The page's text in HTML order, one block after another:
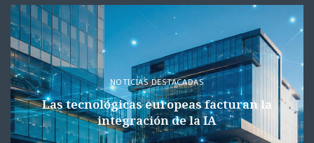
NOTICIAS DESTACADAS
Las tecnológicas europeas facturan la
integración de la IA